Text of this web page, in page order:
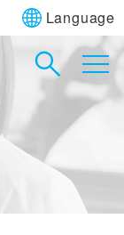
黒
Language